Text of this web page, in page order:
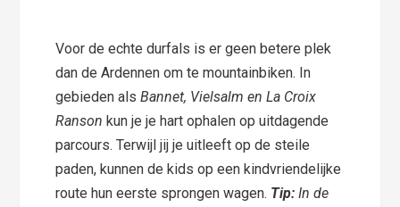
Voor de echte durfals is er geen betere plek
dan de Ardennen om te mountainbiken. In
gebieden alsBannet, Vielsalm en La Croix
Ranson kun je je hart ophalen op uitdagende
parcours. Terwijl jij je uitleeft op de steile
paden, kunnen de kids op een kindvriendelijke
route hun eerste sprongen wagen. Tip: In de